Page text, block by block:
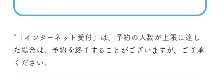
*「インターネット受付」 は、予約の人数が上限に達し
た場合は、予約を終了することがございますが、ご了承
ください。